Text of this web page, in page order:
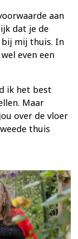
aan
dat je de
bij mij thuis. In
even een
ik het best
Maar
over de vloer
thuis